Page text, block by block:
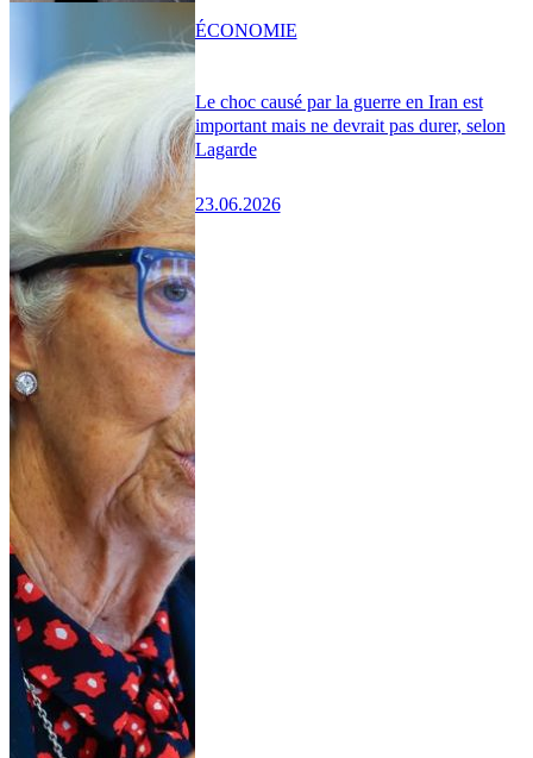
Le choc causé par la guerre en Iran est
important mais ne devrait pas durer, selon
Lagarde
23.06.2026
ÉCONOMIE